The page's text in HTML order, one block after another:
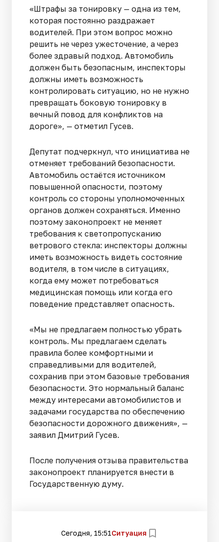
«Штрафы за тонировку — одна из тем,
которая постоянно раздражает
водителей. При этом вопрос можно
решить не через ужесточение, а через
более здравый подход. Автомобиль
должен быть безопасным, инспекторы
должны иметь возможность
контролировать ситуацию, но не нужно
превращать боковую тонировку в
вечный повод для конфликтов на
дороге», — отметил Гусев.
Депутат подчеркнул, что инициатива не
отменяет требований безопасности.
Автомобиль остаётся источником
повышенной опасности, поэтому
контроль со стороны уполномоченных
органов должен сохраняться. Именно
поэтому законопроект не меняет
требования к светопропусканию
ветрового стекла: инспекторы должны
иметь возможность видеть состояние
водителя, в том числе в ситуациях,
когда ему может потребоваться
медицинская помощь или когда его
поведение представляет опасность.
«Мы не предлагаем полностью убрать
контроль. Мы предлагаем сделать
правила более комфортными и
справедливыми для водителей,
сохранив при этом базовые требования
безопасности. Это нормальный баланс
между интересами автомобилистов и
задачами государства по обеспечению
безопасности дорожного движения», —
заявил Дмитрий Гусев.
После получения отзыва правительства
законопроект планируется внести в
Государственную думу.
Сегодня, 15:51Ситуация